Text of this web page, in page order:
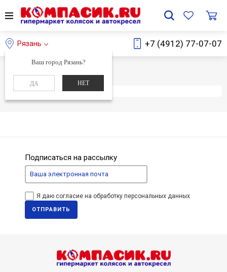
Рязань
Ваш город Рязань?
ДА НЕТ
+7 (4912) 77-07-07
Главная Каталог
Элемент не найден
Подписаться на рассылку
Я даю согласие на обработку персональных данных
ОТПРАВИТЬ